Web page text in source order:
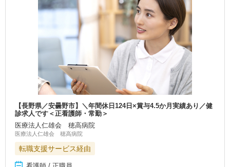
【長野県／安曇野市】＼年間休日124日×賞与4.5か月実績あり／健
診求人です＜正看護師・常勤＞
医療法人仁雄会 穂高病院
医療法人仁雄会 穂高病院
転職支援サービス経由